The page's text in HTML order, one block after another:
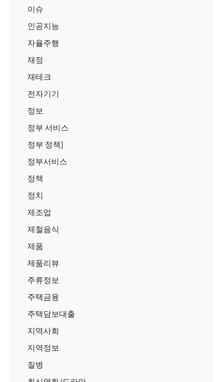
이슈
인공지능
자율주행
재정
재테크
전자기기
정보
정부 서비스
정부 정책]
정부서비스
정책
정치
제조업
제철음식
제품
제품리뷰
주류정보
주택금융
주택담보대출
지역사회
지역정보
질병